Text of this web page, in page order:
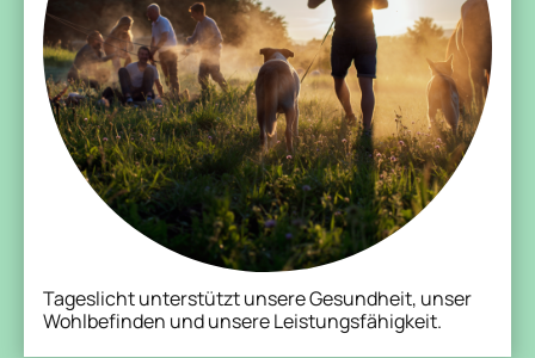
Tageslicht unterstützt unsere Gesundheit, unser
Wohlbefinden und unsere Leistungsfähigkeit.